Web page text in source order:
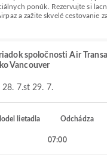
ponúk. Rezervujte si
a zažite skvelé cestovanie
spoločnosti Air
Vancouver
28. 7.st 29. 7.
lietadla Odchádza
07:00